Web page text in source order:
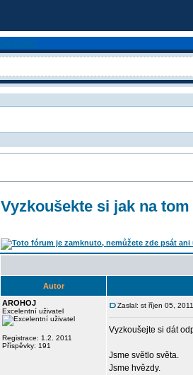
Vyzkoušekte si jak na
Autor
AROHOJ
Excelentní uživatel
Registrace: 1.2. 2011
Příspěvky: 191
Zaslal: st říjen 05,
Vyzkoušejte si dát
Jsme světlo světa.
Jsme hvězdy.